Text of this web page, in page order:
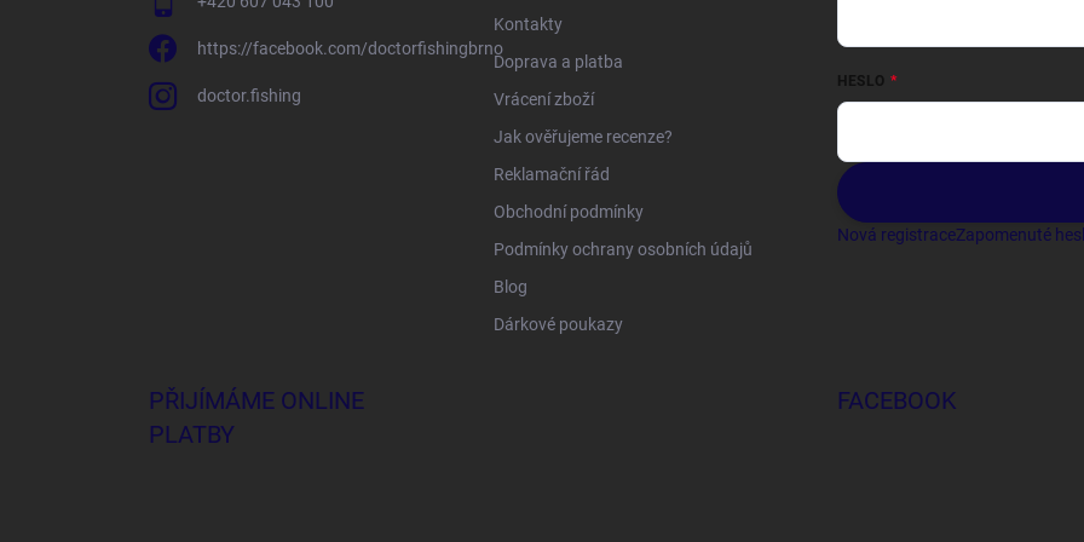
https://facebook.com/doctorfishingbrno
doctor.fishing
Kontakty
Doprava a platba
Vrácení zboží
Jak ověřujeme recenze?
Reklamační řád
Obchodní podmínky
Podmínky ochrany osobních údajů
Blog
Dárkové poukazy
HESLO
Nová registraceZapomenuté
PŘIJÍMÁME ONLINE
PLATBY
FACEBOOK